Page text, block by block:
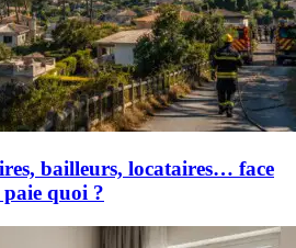
bailleurs, locataires… face
quoi ?